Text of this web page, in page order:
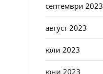
септември 2023
август 2023
юли 2023
юни 2023